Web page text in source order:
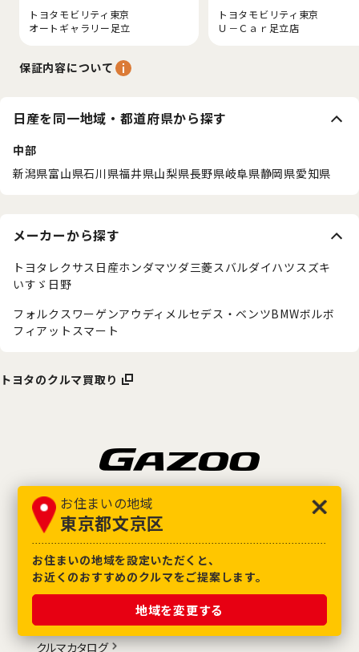
お住まいの地域
東京都文京区
お住まいの地域を設定いただくと、
お近くのおすすめのクルマをご提案します。
地域を変更する
トヨタモビリティ東京
オートギャラリー足立
トヨタモビリティ東京
Ｕ－Ｃａｒ足立店
保証内容について
日産を同一地域・都道府県から探す
中部
新潟県富山県石川県福井県山梨県長野県岐阜県静岡県愛知県
メーカーから探す
トヨタ レクサス 日産ホンダマツダ三菱スバルダイハツ スズキ
いすゞ 日野
フォルクスワーゲンアウディ メルセデス・ベンツBMWボルボ
フィアット スマート
トヨタのクルマ買取り
公式SNS
中古車を探す
オンラインで購入できるクルマ
クルマカタログ